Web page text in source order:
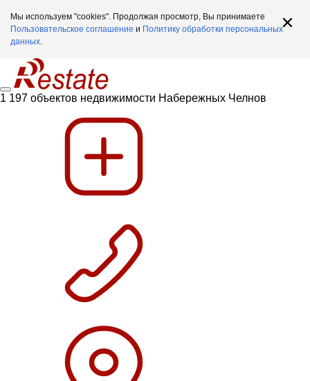
Мы используем "cookies". Продолжая просмотр, Вы принимаете
Пользовательское соглашение и Политику обработки персональных
данных.
1 197 объектов недвижимости Набережных Челнов